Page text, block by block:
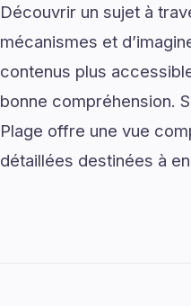
Découvrir un sujet à
mécanismes et
contenus plus
bonne compréhension.
Plage offre une vue
détaillées destinées à